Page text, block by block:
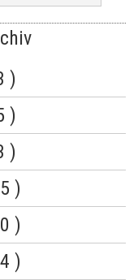
)
)
)
)
)
)